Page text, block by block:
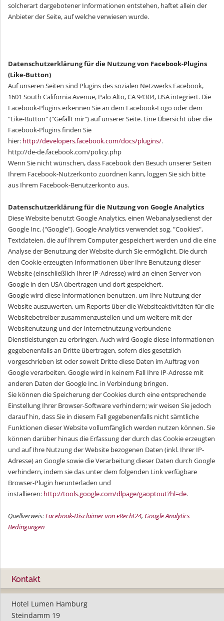
solcherart dargebotener Informationen entstehen, haftet allein der
Anbieter der Seite, auf welche verwiesen wurde.
Datenschutzerklärung für die Nutzung von Facebook-Plugins
(Like-Button)
Auf unseren Seiten sind Plugins des sozialen Netzwerks Facebook,
1601 South California Avenue, Palo Alto, CA 94304, USA integriert. Die
Facebook-Plugins erkennen Sie an dem Facebook-Logo oder dem
"Like-Button" ("Gefällt mir") auf unserer Seite. Eine Übersicht über die
Facebook-Plugins finden Sie
hier: http://developers.facebook.com/docs/plugins/.
http://de-de.facebook.com/policy.php
Wenn Sie nicht wünschen, dass Facebook den Besuch unserer Seiten
Ihrem Facebook-Nutzerkonto zuordnen kann, loggen Sie sich bitte
aus Ihrem Facebook-Benutzerkonto aus.
Datenschutzerklärung für die Nutzung von Google Analytics
Diese Website benutzt Google Analytics, einen Webanalysedienst der
Google Inc. ("Google"). Google Analytics verwendet sog. "Cookies",
Textdateien, die auf Ihrem Computer gespeichert werden und die eine
Analyse der Benutzung der Website durch Sie ermöglicht. Die durch
den Cookie erzeugten Informationen über Ihre Benutzung dieser
Website (einschließlich Ihrer IP-Adresse) wird an einen Server von
Google in den USA übertragen und dort gespeichert.
Google wird diese Informationen benutzen, um Ihre Nutzung der
Website auszuwerten, um Reports über die Websiteaktivitäten für die
Websitebetreiber zusammenzustellen und um weitere mit der
Websitenutzung und der Internetnutzung verbundene
Dienstleistungen zu erbringen. Auch wird Google diese Informationen
gegebenenfalls an Dritte übertragen, sofern dies gesetzlich
vorgeschrieben ist oder soweit Dritte diese Daten im Auftrag von
Google verarbeiten. Google wird in keinem Fall Ihre IP-Adresse mit
anderen Daten der Google Inc. in Verbindung bringen.
Sie können die Speicherung der Cookies durch eine entsprechende
Einstellung Ihrer Browser-Software verhindern; wir weisen Sie jedoch
darauf hin, dass Sie in diesem Fall gegebenenfalls nicht sämtliche
Funktionen dieser Website vollumfänglich werden nutzen können. Sie
können darüber hinaus die Erfassung der durch das Cookie erzeugten
und auf Ihre Nutzung der Website bezogenen Daten (inkl. Ihrer IP-
Adresse) an Google sowie die Verarbeitung dieser Daten durch Google
verhindern, indem sie das unter dem folgenden Link verfügbare
Browser-Plugin herunterladen und
installieren: http://tools.google.com/dlpage/gaoptout?hl=de.
Quellverweis:Facebook-Disclaimer von eRecht24, Google Analytics
Bedingungen
Kontakt
Hotel Lumen Hamburg
Steindamm 19